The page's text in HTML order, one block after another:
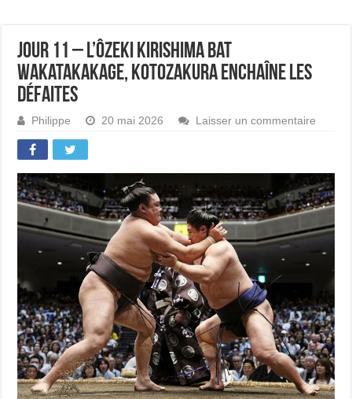
Jour 11 – L’ôzeki Kirishima bat
Wakatakakage, Kotozakura enchaîne les
défaites
Philippe 20 mai 2026 Laisser un commentaire